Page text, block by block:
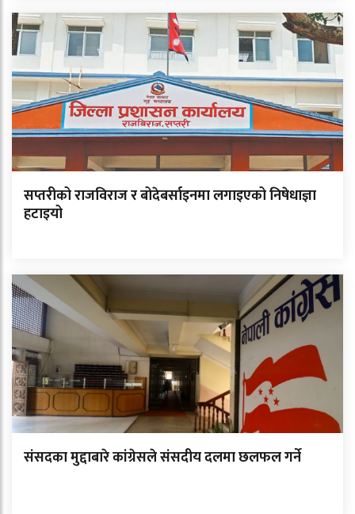
सप्तरीको राजविराज र बोदेबर्साइनमा लगाइएको निषेधाज्ञा
हटाइयो
संसदका मुद्दाबारे कांग्रेसले संसदीय दलमा छलफल गर्ने